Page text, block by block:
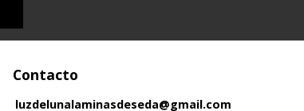
Contacto
luzdelunalaminasdeseda@gmail.com